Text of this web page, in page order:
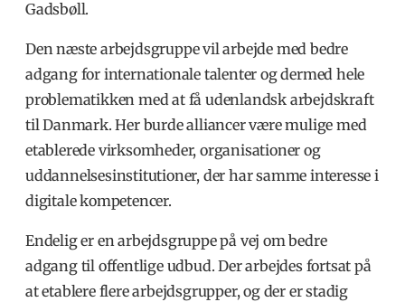
Gadsbøll.
Den næste arbejdsgruppe vil arbejde med bedre
adgang for internationale talenter og dermed hele
problematikken med at få udenlandsk arbejdskraft
til Danmark. Her burde alliancer være mulige med
etablerede virksomheder, organisationer og
uddannelsesinstitutioner, der har samme interesse i
digitale kompetencer.
Endelig er en arbejdsgruppe på vej om bedre
adgang til offentlige udbud. Der arbejdes fortsat på
at etablere flere arbejdsgrupper, og der er stadig